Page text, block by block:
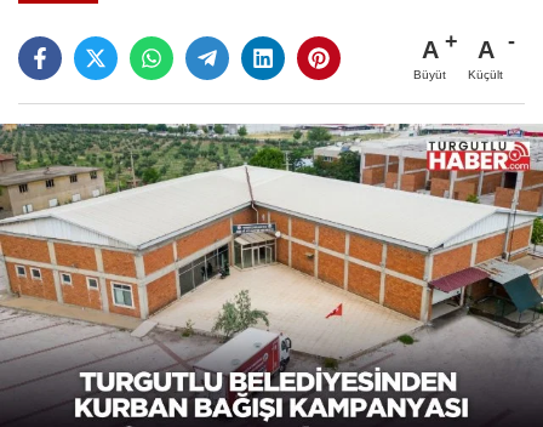
A
Büyüt
A
Küçült